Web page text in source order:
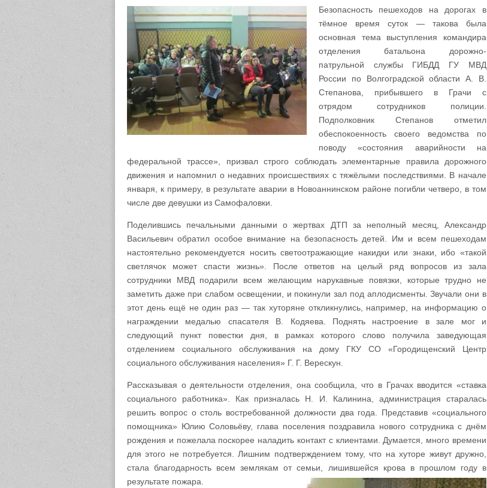
Безопасность пешеходов на дорогах в
тёмное время суток — такова была
основная тема выступления командира
отделения батальона дорожно-
патрульной службы ГИБДД ГУ МВД
России по Волгоградской области А. В.
Степанова, прибывшего в Грачи с
отрядом сотрудников полиции.
Подполковник Степанов отметил
обеспокоенность своего ведомства по
поводу «состояния аварийности на
федеральной трассе», призвал строго соблюдать элементарные правила дорожного
движения и напомнил о недавних происшествиях с тяжёлыми последствиями. В начале
января, к примеру, в результате аварии в Новоаннинском районе погибли четверо, в том
числе две девушки из Самофаловки.
Поделившись печальными данными о жертвах ДТП за неполный месяц, Александр
Васильевич обратил особое внимание на безопасность детей. Им и всем пешеходам
настоятельно рекомендуется носить светоотражающие накидки или знаки, ибо «такой
светлячок может спасти жизнь». После ответов на целый ряд вопросов из зала
сотрудники МВД подарили всем желающим нарукавные повязки, которые трудно не
заметить даже при слабом освещении, и покинули зал под аплодисменты. Звучали они в
этот день ещё не один раз — так хуторяне откликнулись, например, на информацию о
награждении медалью спасателя В. Кодяева. Поднять настроение в зале мог и
следующий пункт повестки дня, в рамках которого слово получила заведующая
отделением социального обслуживания на дому ГКУ СО «Городищенский Центр
социального обслуживания населения» Г. Г. Верескун.
Рассказывая о деятельности отделения, она сообщила, что в Грачах вводится «ставка
социального работника». Как призналась Н. И. Калинина, администрация старалась
решить вопрос о столь востребованной должности два года. Представив «социального
помощника» Юлию Соловьёву, глава поселения поздравила нового сотрудника с днём
рождения и пожелала поскорее наладить контакт с клиентами. Думается, много времени
для этого не потребуется. Лишним подтверждением тому, что на хуторе живут дружно,
стала благодарность всем землякам от семьи, лишившейся крова в прошлом году в
результате пожара.